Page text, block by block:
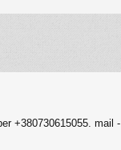
+380730615055. mail -